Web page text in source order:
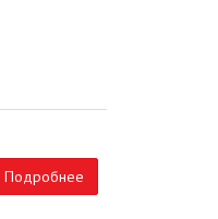
Подробнее